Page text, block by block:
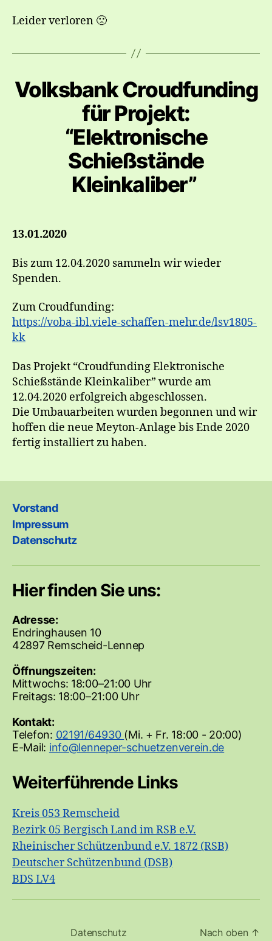
Leider verloren 🙁
Volksbank Croudfunding
für Projekt:
“Elektronische
Schießstände
Kleinkaliber” ​
13.01.2020
Bis zum 12.04.2020 sammeln wir wieder
Spenden.​
Zum Croudfunding:
https://voba-ibl.viele-schaffen-mehr.de/lsv1805-
kk
Das Projekt “Croudfunding Elektronische
Schießstände Kleinkaliber” wurde am
12.04.2020 erfolgreich abgeschlossen.
Die Umbauarbeiten wurden begonnen und wir
hoffen die neue Meyton-Anlage bis Ende 2020
fertig installiert zu haben.
Vorstand
Impressum
Datenschutz
Hier finden Sie uns:
Adresse:
Endringhausen 10
42897 Remscheid-Lennep
Öffnungszeiten:
Mittwochs: 18:00–21:00 Uhr
Freitags: 18:00–21:00 Uhr
Kontakt:
Telefon: 02191/64930 (Mi. + Fr. 18:00 - 20:00)
E-Mail:
Weiterführende Links
Kreis 053 Remscheid
Bezirk 05 Bergisch Land im RSB e.V.
Rheinischer Schützenbund e.V. 1872 (RSB)
Deutscher Schützenbund (DSB)
BDS LV4
Datenschutz Nach oben ↑